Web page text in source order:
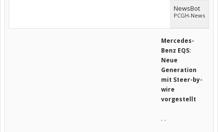
NewsBot
PCGH-News
Mercedes-
Benz EQS:
Neue
Generation
mit Steer-by-
wire
vorgestellt
. .